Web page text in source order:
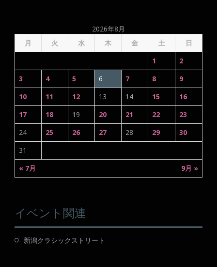
2026年8月
月
火 水 木 金 土 日
« 7月 9月 »
1
2
3
4 5 6 7 8
9
10
11 12 13 14 15
16
17
18 19 20 21 22
23
24
25 26 27 28 29
30
31
イベント関連
新潟クラシックストリート